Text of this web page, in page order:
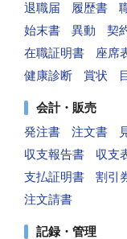
退職届
履歴書
始末書
異動 契
在職証明書
座席
健康診断
賞状
会計・販売
発注書
注文書
収支報告書
収支
支払証明書
割引
注文請書
記録・管理